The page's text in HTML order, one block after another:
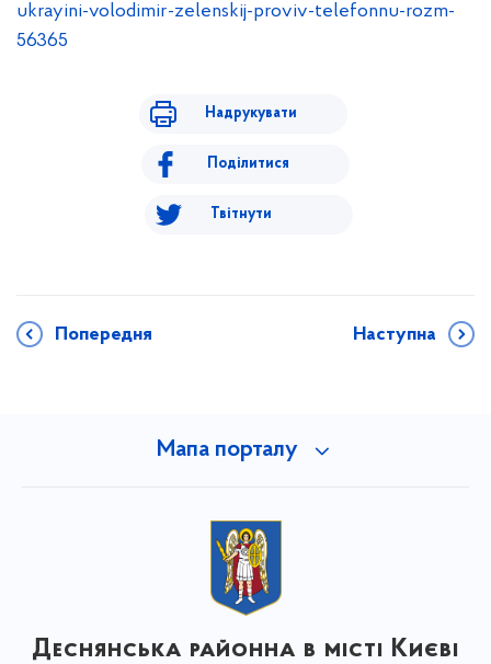
ukrayini-volodimir-zelenskij-proviv-telefonnu-rozm-
56365
Надрукувати
Поділитися
Твітнути
Попередня Наступна
Мапа порталу
Деснянська районна в місті Києві